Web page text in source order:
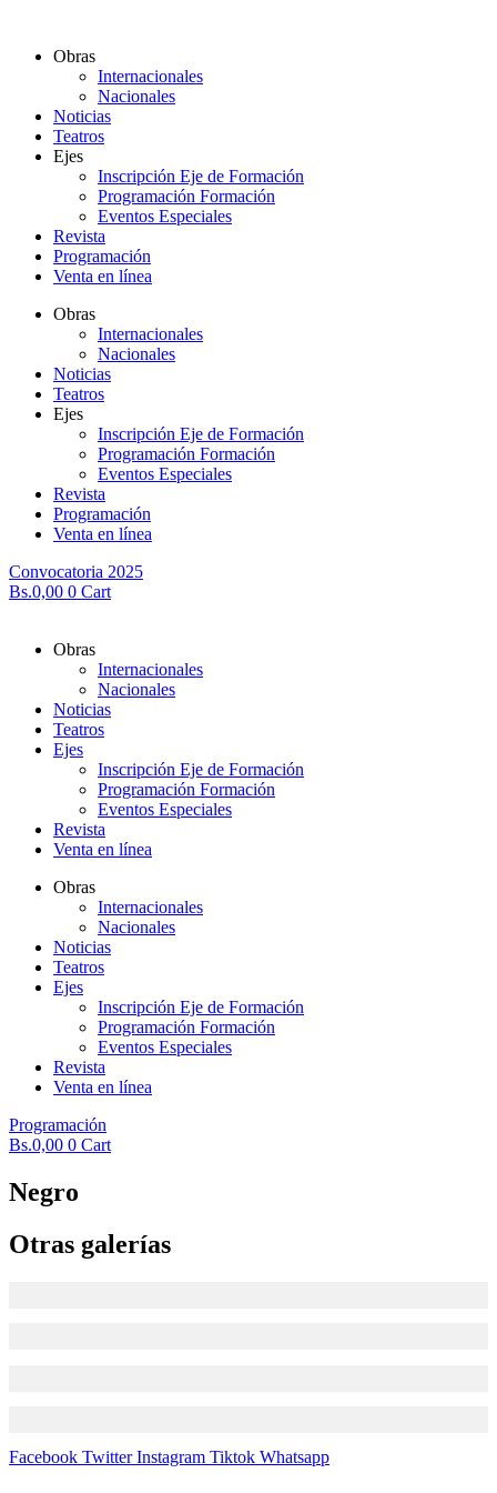
contenidoObras
Internacionales
Nacionales
Noticias
Teatros
Ejes
Inscripción Eje de Formación
Programación Formación
Eventos Especiales
Revista
Programación
Venta en línea
Obras
Internacionales
Nacionales
Noticias
Teatros
Ejes
Inscripción Eje de Formación
Programación Formación
Eventos Especiales
Revista
Programación
Venta en línea
Convocatoria 2025
Bs.0,00 0 Cart
Obras
Internacionales
Nacionales
Noticias
Teatros
Ejes
Inscripción Eje de Formación
Programación Formación
Eventos Especiales
Revista
Venta en línea
Obras
Internacionales
Nacionales
Noticias
Teatros
Ejes
Inscripción Eje de Formación
Programación Formación
Eventos Especiales
Revista
Venta en línea
Programación
Bs.0,00 0 Cart
Negro
Otras galerías
Facebook Twitter Instagram Tiktok Whatsapp